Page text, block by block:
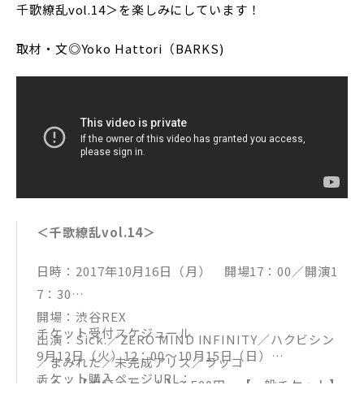
千歌繚乱vol.14＞を楽しみにしています！
取材・文◎Yoko Hattori（BARKS)
＜千歌繚乱vol.14＞
日時：2017年10月16日（月） 開場17：00／開演1
7：30
開場：渋谷REX
出演：Sick.／ZERO MIND INFINITY／ハクビシン
／まみれた／未完成アリス／ラッコ
料金：【先行チケット】3,500円 【一般チケット】
チケット受付スケジュール
9月12日（火）12：00～10月15日（日）
チケット購入ページURL：